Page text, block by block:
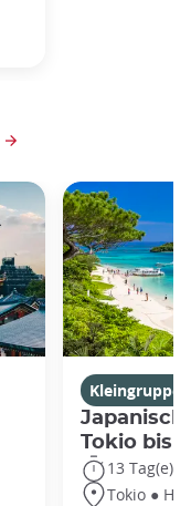
Tokio bis
13 Tag(e)
Tokio ●